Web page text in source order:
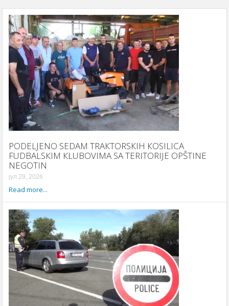
PODELJENO SEDAM TRAКTORSКIH КOSILICA
FUDBALSКIM КLUBOVIMA SA TERITORIJE OPŠTINE
NEGOTIN
јул 29, 2026
Read more...